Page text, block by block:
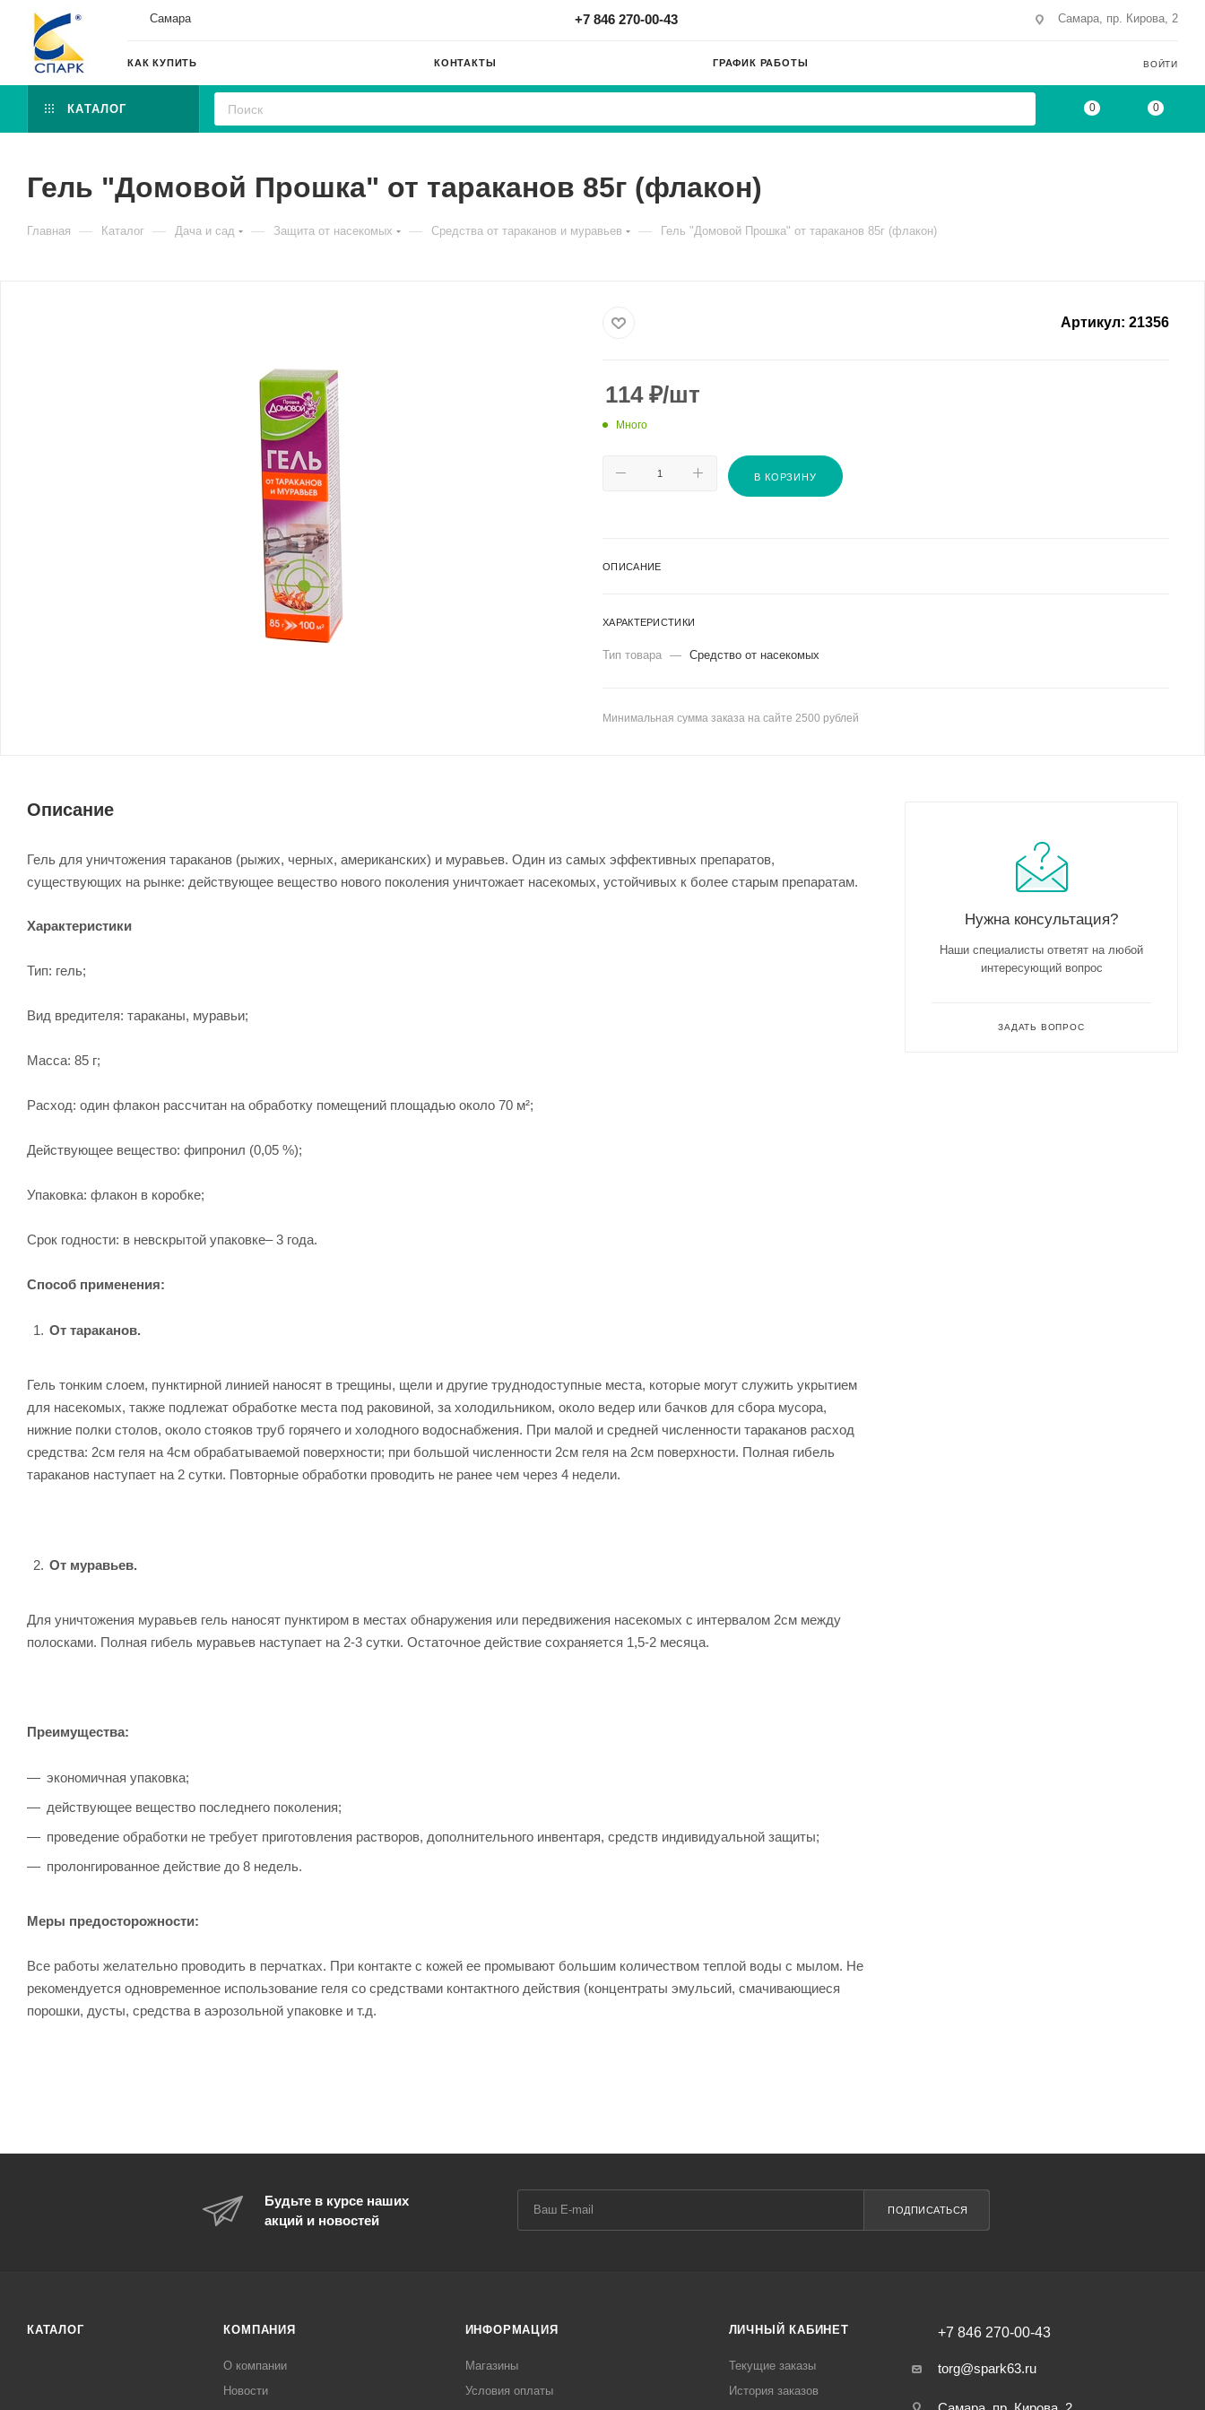
Самара +7 846 270-00-43 Самара, пр. Кирова, 2
КАК КУПИТЬ КОНТАКТЫ ГРАФИК РАБОТЫ ВОЙТИ
КАТАЛОГ 0 0
Гель "Домовой Прошка" от тараканов 85г (флакон)
Главная — Каталог — Дача и сад — Защита от насекомых — Средства от тараканов и муравьев — Гель "Домовой Прошка" от тараканов 85г (флакон)
Артикул: 21356
114₽/шт
Много
В КОРЗИНУ
ОПИСАНИЕ
ХАРАКТЕРИСТИКИ
Тип товара — Средство от насекомых
Минимальная сумма заказа на сайте 2500 рублей
Описание
Гель для уничтожения тараканов (рыжих, черных, американских) и муравьев. Один из самых эффективных препаратов,
существующих на рынке: действующее вещество нового поколения уничтожает насекомых, устойчивых к более старым препаратам.
Характеристики
Тип: гель;
Вид вредителя: тараканы, муравьи;
Масса: 85 г;
Расход: один флакон рассчитан на обработку помещений площадью около 70 м²;
Действующее вещество: фипронил (0,05 %);
Упаковка: флакон в коробке;
Срок годности: в невскрытой упаковке– 3 года.
Способ применения:
От тараканов.
Гель тонким слоем, пунктирной линией наносят в трещины, щели и другие труднодоступные места, которые могут служить укрытием
для насекомых, также подлежат обработке места под раковиной, за холодильником, около ведер или бачков для сбора мусора,
нижние полки столов, около стояков труб горячего и холодного водоснабжения. При малой и средней численности тараканов расход
средства: 2см геля на 4см обрабатываемой поверхности; при большой численности 2см геля на 2см поверхности. Полная гибель
тараканов наступает на 2 сутки. Повторные обработки проводить не ранее чем через 4 недели.
От муравьев.
Для уничтожения муравьев гель наносят пунктиром в местах обнаружения или передвижения насекомых с интервалом 2см между
полосками. Полная гибель муравьев наступает на 2-3 сутки. Остаточное действие сохраняется 1,5-2 месяца.
Преимущества:
экономичная упаковка;
действующее вещество последнего поколения;
проведение обработки не требует приготовления растворов, дополнительного инвентаря, средств индивидуальной защиты;
пролонгированное действие до 8 недель.
Меры предосторожности:
Все работы желательно проводить в перчатках. При контакте с кожей ее промывают большим количеством теплой воды с мылом. Не
рекомендуется одновременное использование геля со средствами контактного действия (концентраты эмульсий, смачивающиеся
порошки, дусты, средства в аэрозольной упаковке и т.д.
Нужна консультация?
Наши специалисты ответят на любой
интересующий вопрос
ЗАДАТЬ ВОПРОС
Будьте в курсе наших
акций и новостей
ПОДПИСАТЬСЯ
КАТАЛОГ КОМПАНИЯ
О компании
Новости
ИНФОРМАЦИЯ
Магазины
Условия оплаты
ЛИЧНЫЙ КАБИНЕТ
Текущие заказы
История заказов
+7 846 270-00-43
torg@spark63.ru